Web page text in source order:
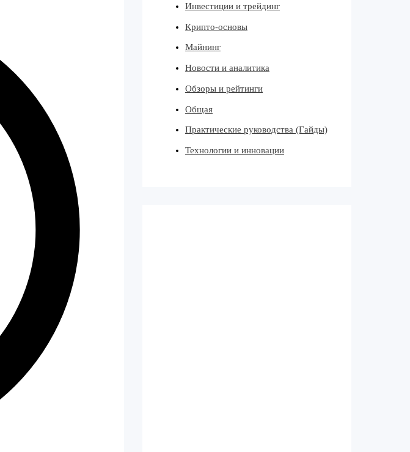
Инвестиции и трейдинг
Крипто-основы
Майнинг
Новости и аналитика
Обзоры и рейтинги
Общая
Практические руководства (Гайды)
Технологии и инновации